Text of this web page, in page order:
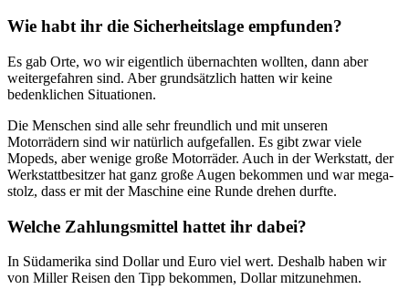
Wie habt ihr die Sicherheitslage empfunden?
Es gab Orte, wo wir eigentlich übernachten wollten, dann aber
weitergefahren sind. Aber grundsätzlich hatten wir keine
bedenklichen Situationen.
Die Menschen sind alle sehr freundlich und mit unseren
Motorrädern sind wir natürlich aufgefallen. Es gibt zwar viele
Mopeds, aber wenige große Motorräder. Auch in der Werkstatt, der
Werkstattbesitzer hat ganz große Augen bekommen und war mega-
stolz, dass er mit der Maschine eine Runde drehen durfte.
Welche Zahlungsmittel hattet ihr dabei?
In Südamerika sind Dollar und Euro viel wert. Deshalb haben wir
von Miller Reisen den Tipp bekommen, Dollar mitzunehmen.